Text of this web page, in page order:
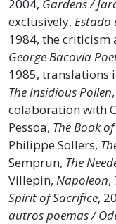
2004, Gardens /
exclusively, Estado
1984, the criticism
George Bacovia
1985, translations
TheInsidious Pollen
colaboration with
Pessoa, The Book of
Philippe Sollers,
Semprun, The
Villepin, Napoleon,
Spirit of Sacrifice,
autros poemas /